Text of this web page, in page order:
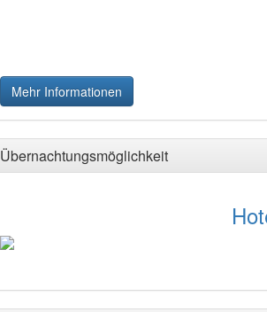
Mehr Informationen
Übernachtungsmöglichkeit